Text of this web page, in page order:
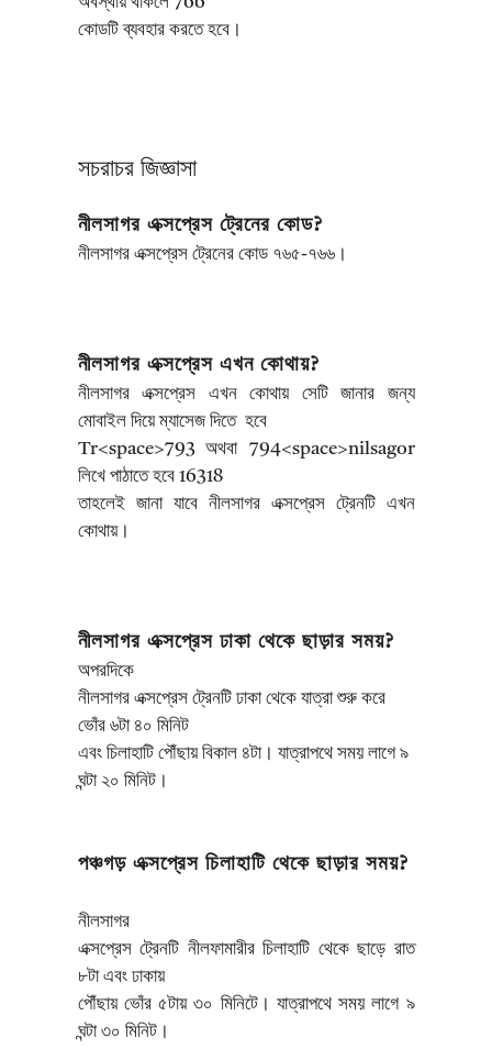
কোডটি ব্যবহার করতে হবে।
সচরাচর জিজ্ঞাসা
নীলসাগর এক্সপ্রেস ট্রেনের কোড?
নীলসাগর এক্সপ্রেস ট্রেনের কোড ৭৬৫-৭৬৬।
নীলসাগর এক্সপ্রেস এখন কোথায়?
নীলসাগর এক্সপ্রেস এখন কোথায় সেটি জানার জন্য
মোবাইল দিয়ে ম্যাসেজ দিতে হবে
Tr<space>793 অথবা 794<space>nilsagor
লিখে পাঠাতে হবে 16318
তাহলেই জানা যাবে নীলসাগর এক্সপ্রেস ট্রেনটি এখন
কোথায়।
নীলসাগর এক্সপ্রেস ঢাকা থেকে ছাড়ার সময়?
অপরদিকে
নীলসাগর এক্সপ্রেস ট্রেনটি ঢাকা থেকে যাত্রা শুরু করে
ভোঁর ৬টা ৪০ মিনিট
এবং চিলাহাটি পৌঁছায় বিকাল ৪টা। যাত্রাপথে সময় লাগে ৯
ঘন্টা ২০ মিনিট।
পঞ্চগড় এক্সপ্রেস চিলাহাটি থেকে ছাড়ার সময়?
নীলসাগর
এক্সপ্রেস ট্রেনটি নীলফামারীর চিলাহাটি থেকে ছাড়ে রাত
৮টা এবং ঢাকায়
পৌঁছায় ভোঁর ৫টায় ৩০ মিনিটে। যাত্রাপথে সময় লাগে ৯
ঘন্টা ৩০ মিনিট।